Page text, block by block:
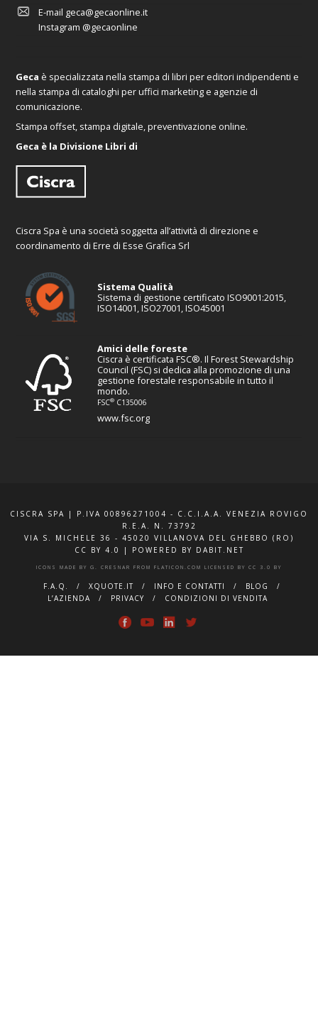
E-mail geca@gecaonline.it
Instagram @gecaonline
Geca è specializzata nella stampa di libri per editori indipendenti e
nella stampa di cataloghi per uffici marketing e agenzie di
comunicazione.
Stampa offset, stampa digitale, preventivazione online.
Geca è la Divisione Libri di
Ciscra Spa è una società soggetta all’attività di direzione e
coordinamento di Erre di Esse Grafica Srl
Sistema Qualità
Sistema di gestione certificato ISO9001:2015,
ISO14001, ISO27001, ISO45001
Amici delle foreste
Ciscra è certificata FSC®. Il Forest Stewardship
Council (FSC) si dedica alla promozione di una
gestione forestale responsabile in tutto il
mondo.
FSC® C135006
www.fsc.org
CISCRA SPA | P.IVA 00896271004 - C.C.I.A.A. VENEZIA ROVIGO
R.E.A. N. 73792
VIA S. MICHELE 36 - 45020 VILLANOVA DEL GHEBBO (RO)
CC BY 4.0
| POWERED BY DABIT.NET
ICONS MADE BY G. CRESNAR FROM FLATICON.COM LICENSED BY CC 3.0 BY
F.A.Q. XQUOTE.IT INFO E CONTATTI
BLOG
L’AZIENDA
PRIVACY CONDIZIONI DI VENDITA